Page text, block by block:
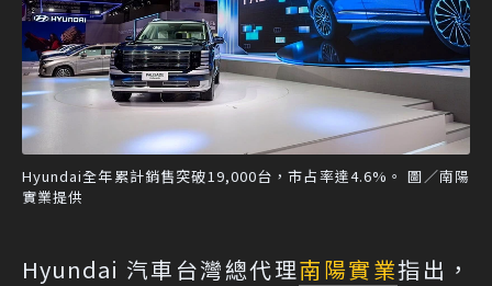
Hyundai全年累計銷售突破19,000台，市占率達4.6%。 圖／南陽
實業提供
Hyundai 汽車台灣總代理南陽實業指出，